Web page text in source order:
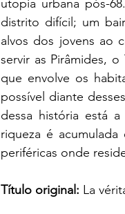
utopia urbana pós-
distrito difícil; um
alvos dos jovens ao
servir as Pirâmides,
que envolve os
possível diante
dessa história está
riqueza é
periféricas onde
Título original: La